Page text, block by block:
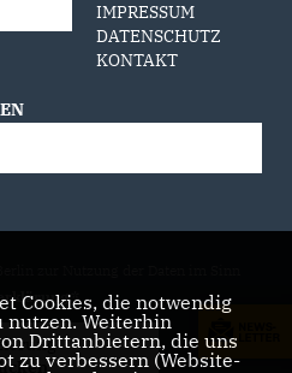
IMPRESSUM
DATENSCHUTZ
KONTAKT
zur Nutzung der Daten im Sinn
Cookies, die notwendig
nutzen. Weiterhin
Drittanbietern, die uns
zu verbessern (Website-